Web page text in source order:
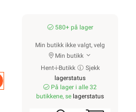
580+ på lager
Min butikk ikke valgt, velg
Min butikk
Hent-i-Butikk
Sjekk
lagerstatus
På lager i alle 32
butikkene, se lagerstatus